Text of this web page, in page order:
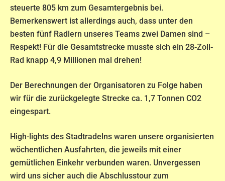
steuerte 805 km zum Gesamtergebnis bei.
Bemerkenswert ist allerdings auch, dass unter den
besten fünf Radlern unseres Teams zwei Damen sind –
Respekt! Für die Gesamtstrecke musste sich ein 28-Zoll-
Rad knapp 4,9 Millionen mal drehen!
Der Berechnungen der Organisatoren zu Folge haben
wir für die zurückgelegte Strecke ca. 1,7 Tonnen CO2
eingespart.
High-lights des Stadtradelns waren unsere organisierten
wöchentlichen Ausfahrten, die jeweils mit einer
gemütlichen Einkehr verbunden waren. Unvergessen
wird uns sicher auch die Abschlusstour zum